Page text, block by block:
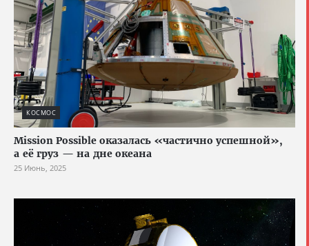
КОСМОС
Mission Possible оказалась «частично успешной»,
а её груз — на дне океана
25 Июнь, 2025